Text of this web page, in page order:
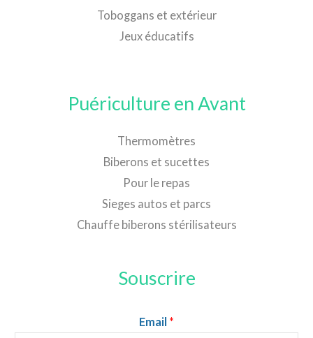
Toboggans et extérieur
Jeux éducatifs
Puériculture en Avant
Thermomètres
Biberons et sucettes
Pour le repas
Sieges autos et parcs
Chauffe biberons stérilisateurs
Souscrire
Email *